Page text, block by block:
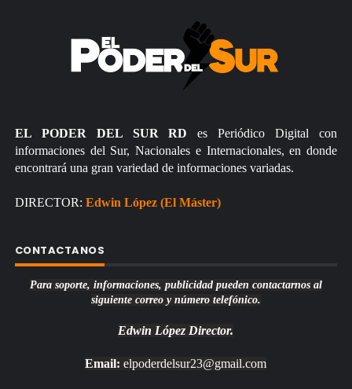
EL PODER DEL SUR RD es Periódico Digital con
informaciones del Sur, Nacionales e Internacionales, en donde
encontrará una gran variedad de informaciones variadas.
DIRECTOR: Edwin López (El Máster)
CONTACTANOS
Para soporte, informaciones, publicidad pueden contactarnos al
siguiente correo y número telefónico.
Edwin López Director.
Email: elpoderdelsur23@gmail.com